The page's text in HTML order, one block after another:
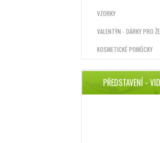
VZORKY
VALENTÝN - DÁRKY PRO
KOSMETICKÉ POMŮCKY
PŘEDSTAVENÍ -